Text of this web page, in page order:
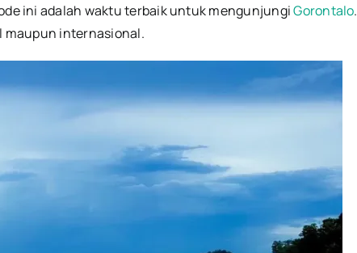
ini adalah waktu terbaik untuk mengunjungiGorontalo.
maupun internasional.